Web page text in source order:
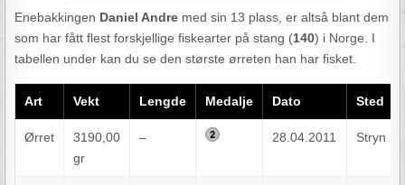
Enebakkingen Daniel Andre med sin 13 plass, er altså blant dem
som har fått flest forskjellige fiskearter på stang (140) i Norge. I
tabellen under kan du se den største ørreten han har fisket.
Art Vekt Lengde Medalje Dato Sted
Ørret
3190,00
gr
– 28.04.2011 Stryn